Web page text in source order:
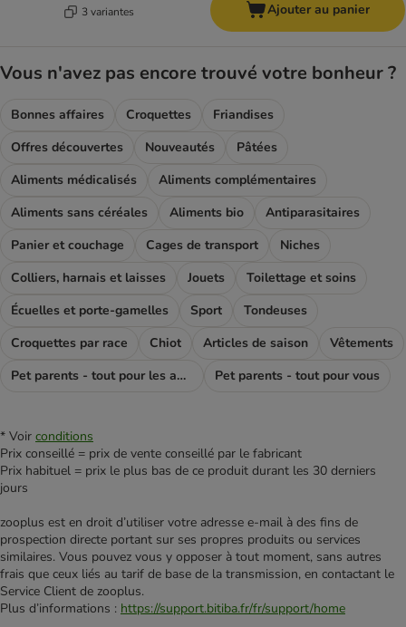
3 variantes Ajouter au panier
Vous n'avez pas encore trouvé votre bonheur ?
Bonnes affaires Croquettes
Friandises
Offres découvertes
Nouveautés
Pâtées
Aliments médicalisés
Aliments complémentaires
Aliments sans céréales
Aliments bio
Antiparasitaires
Panier et couchage
Cages de transport
Niches
Colliers, harnais et laisses
Jouets
Toilettage et soins
Écuelles et porte-gamelles
Sport
Tondeuses
Croquettes par race
Chiot Articles de saison
Vêtements
Pet parents - tout pour les amoureux des chiens
Pet parents - tout pour vous
* Voir conditions
Prix conseillé = prix de vente conseillé par le fabricant
Prix habituel = prix le plus bas de ce produit durant les 30 derniers
jours
zooplus est en droit d’utiliser votre adresse e‑mail à des fins de
prospection directe portant sur ses propres produits ou services
similaires. Vous pouvez vous y opposer à tout moment, sans autres
frais que ceux liés au tarif de base de la transmission, en contactant le
Service Client de zooplus.
Plus d’informations : https://support.bitiba.fr/fr/support/home